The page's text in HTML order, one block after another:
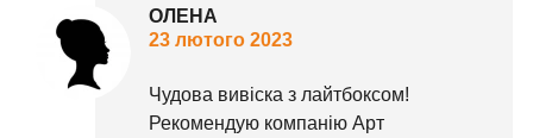
ОЛЕНА
23 лютого 2023
Чудова вивіска з лайтбоксом!
Рекомендую компанію Арт